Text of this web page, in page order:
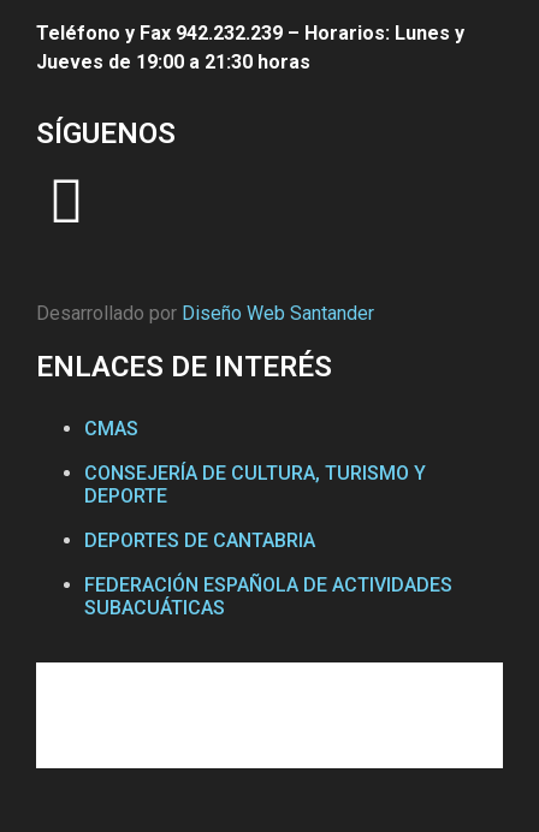
Teléfono y Fax 942.232.239 – Horarios: Lunes y
Jueves de 19:00 a 21:30 horas
SÍGUENOS
Desarrollado por Diseño Web Santander
ENLACES DE INTERÉS
CMAS
CONSEJERÍA DE CULTURA, TURISMO Y
DEPORTE
DEPORTES DE CANTABRIA
FEDERACIÓN ESPAÑOLA DE ACTIVIDADES
SUBACUÁTICAS